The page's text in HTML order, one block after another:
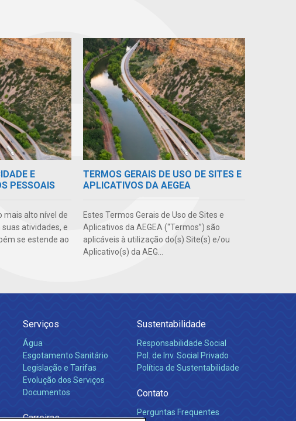
E
PESSOAIS
mais alto nível de
atividades, e
se estende ao
TERMOS GERAIS DE USO DE SITES E
APLICATIVOS DA AEGEA
Estes Termos Gerais de Uso de Sites e
Aplicativos da AEGEA (“Termos”) são
aplicáveis à utilização do(s) Site(s) e/ou
Aplicativo(s) da AEG...
Serviços
Água
Esgotamento Sanitário
Legislação e Tarifas
Evolução dos Serviços
Documentos
Carreiras
Sustentabilidade
Responsabilidade Social
Pol. de Inv. Social Privado
Política de Sustentabilidade
Contato
Perguntas Frequentes